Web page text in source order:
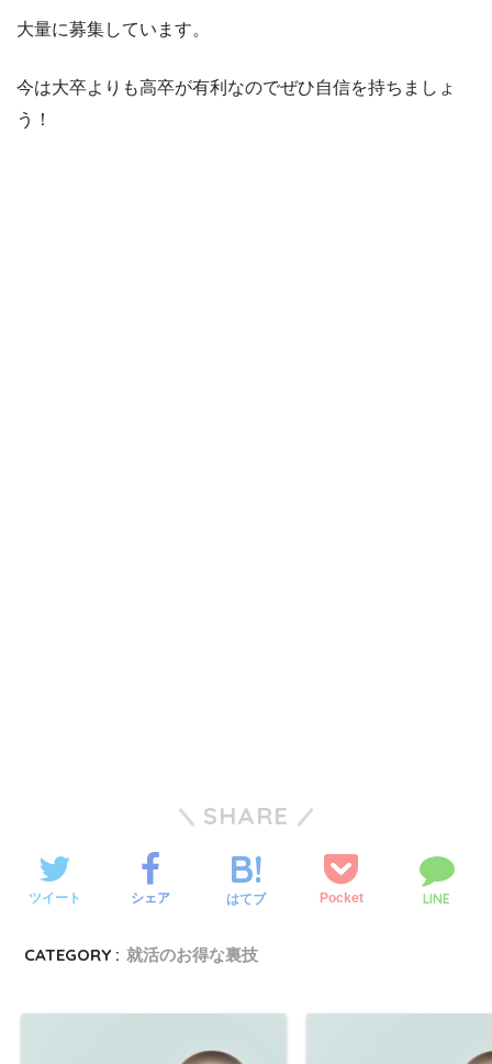
大量に募集しています。
今は大卒よりも高卒が有利なのでぜひ自信を持ちましょ
う！
SHARE
ツイート シェア はてブ Pocket LINE
CATEGORY : 就活のお得な裏技